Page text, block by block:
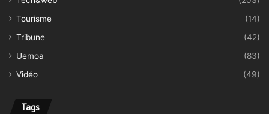
Tourisme
(14)
Tribune
(42)
Uemoa
(83)
Vidéo
(49)
Tags